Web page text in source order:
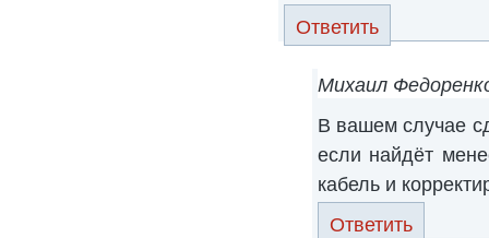
Ответить
Михаил
В вашем случае
если найдёт
кабель и
Ответить